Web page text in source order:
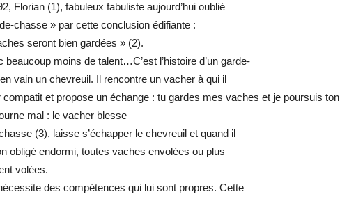
Florian (1), fabuleux fabuliste aujourd’hui oublié
chasse » par cette conclusion édifiante :
seront bien gardées » (2).
moins de talent…C’est l’histoire d’un garde-
vain un chevreuil. Il rencontre un vacher à qui il
et propose un échange : tu gardes mes vaches et je poursuis ton
mal : le vacher blesse
(3), laisse s’échapper le chevreuil et quand il
obligé endormi, toutes vaches envolées ou plus
volées.
des compétences qui lui sont propres. Cette